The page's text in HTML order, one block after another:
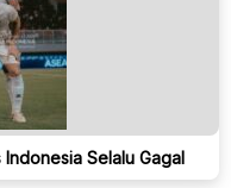
Indonesia Selalu Gagal